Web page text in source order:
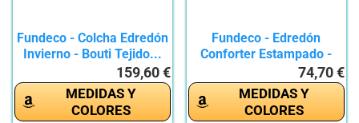
Fundeco - Colcha Edredón
Invierno - Bouti Tejido...
159,60 €
MEDIDAS Y
COLORES
Fundeco - Edredón
Conforter Estampado -
Colcha de...74,70 €
MEDIDAS Y
COLORES